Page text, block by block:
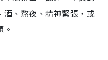
、熬夜、精神緊張，或